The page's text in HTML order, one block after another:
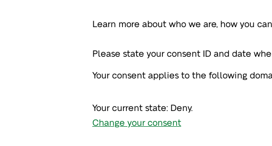
Learn more about who we are, how you
Please state your consent ID and date
Your consent applies to the following
Your current state: Deny.
Change your consent